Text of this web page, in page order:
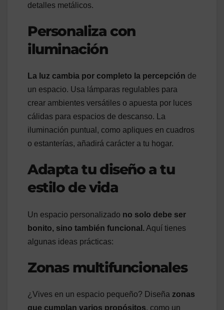
detalles metálicos.
Personaliza con
iluminación
La luz cambia por completo la percepción de
un espacio. Usa lámparas regulables para
crear ambientes versátiles o apuesta por luces
cálidas para espacios de descanso. La
iluminación puntual, como apliques en cuadros
o estanterías, añadirá carácter a tu hogar.
Adapta tu diseño a tu
estilo de vida
Un espacio personalizado no solo debe ser
bonito, sino también funcional. Aquí tienes
algunas ideas prácticas:
Zonas multifuncionales
¿Vives en un espacio pequeño? Diseña zonas
que cumplan varios propósitos, como un